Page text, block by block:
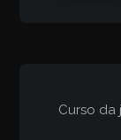
Curso da